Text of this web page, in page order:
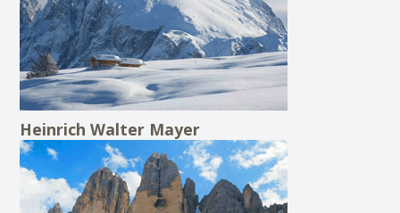
Heinrich Walter Mayer